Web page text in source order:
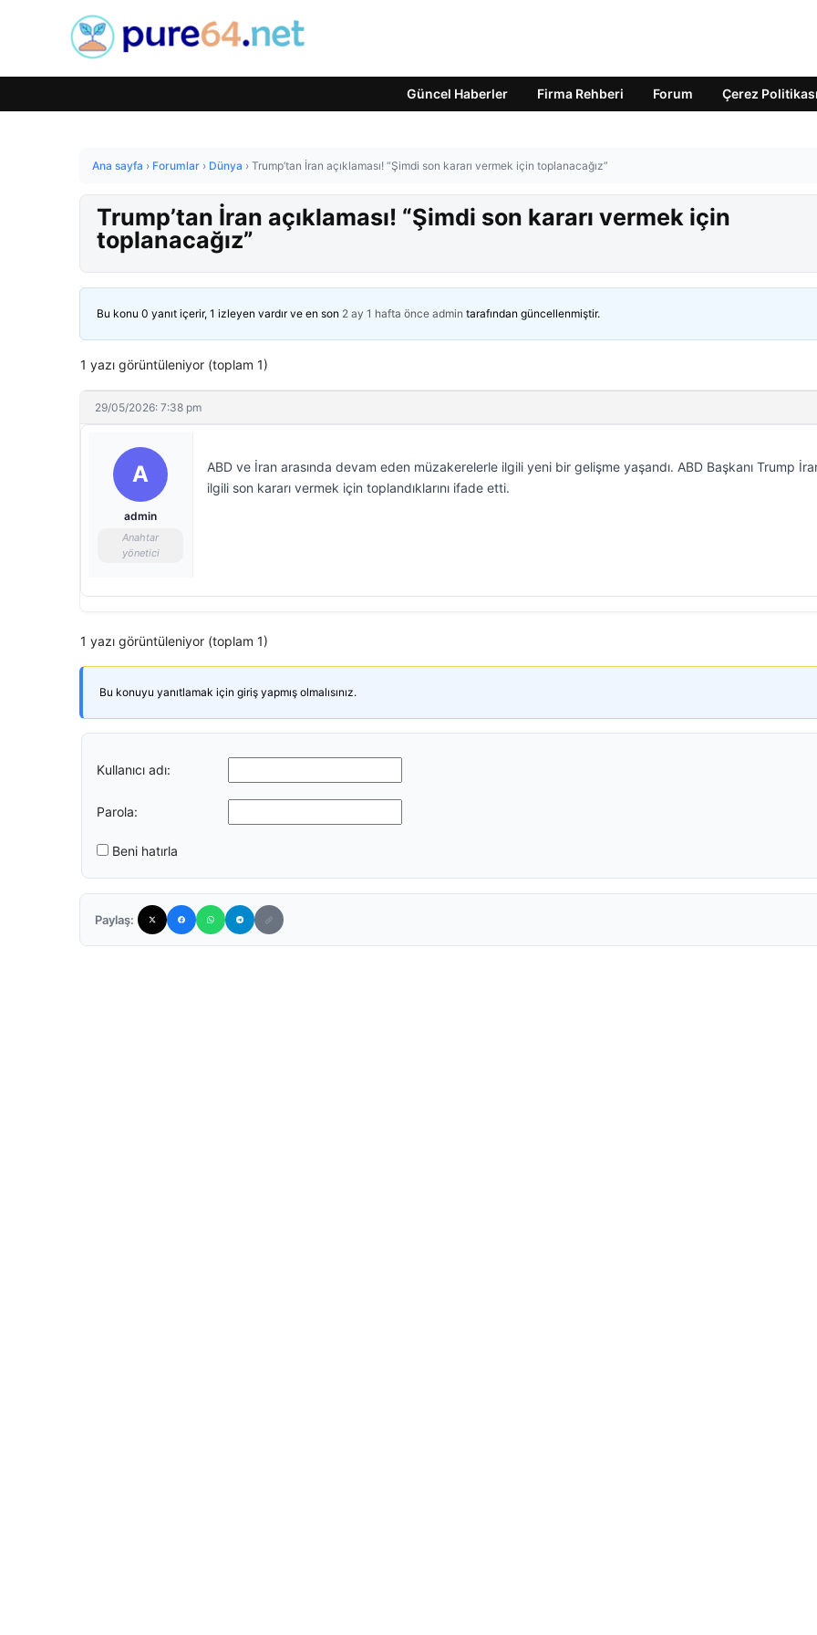
Güncel Haberler Firma Rehberi Forum Çerez Politikası
Ana sayfa › Forumlar › Dünya › Trump’tan İran açıklaması! “Şimdi son kararı vermek için toplanacağız”
Trump’tan İran açıklaması! “Şimdi son kararı vermek için
toplanacağız”
Bu konu 0 yanıt içerir, 1 izleyen vardır ve en son 2 ay 1 hafta önce admin tarafından güncellenmiştir.
1 yazı görüntüleniyor (toplam 1)
29/05/2026: 7:38 pm
A
admin
Anahtar
yönetici
ABD ve İran arasında devam eden müzakerelerle ilgili yeni bir gelişme yaşandı. ABD Başkanı Trump
ilgili son kararı vermek için toplandıklarını ifade etti.
1 yazı görüntüleniyor (toplam 1)
Bu konuyu yanıtlamak için giriş yapmış olmalısınız.
Kullanıcı adı:
Parola:
Beni hatırla
Paylaş: